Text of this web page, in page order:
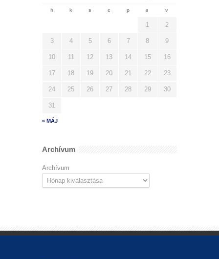
h k s c p s v
« MÁJ
1 2
3 4 5 6 7 8 9
10 11 12 13 14 15 16
17 18 19 20 21 22 23
24 25 26 27 28 29 30
31
Archívum
Archívum